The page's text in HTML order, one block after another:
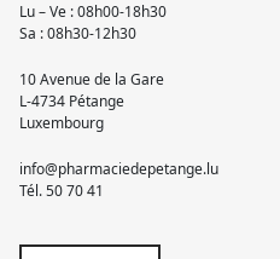
Lu – Ve : 08h00-18h30
Sa : 08h30-12h30
10 Avenue de la Gare
L-4734 Pétange
Luxembourg
info@pharmaciedepetange.lu
Tél.50 70 41